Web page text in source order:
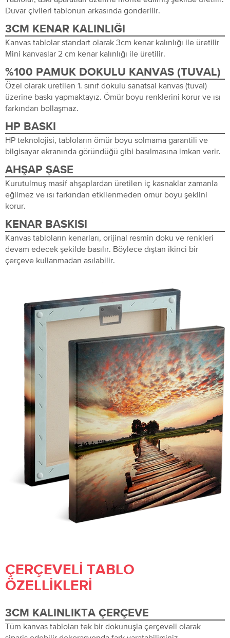
Duvar çivileri tablonun arkasında gönderilir.
3CM KENAR KALINLIĞI
Kanvas tablolar standart olarak 3cm kenar kalınlığı ile üretilir
Mini kanvaslar 2 cm kenar kalınlığı ile üretilir.
%100 PAMUK DOKULU KANVAS (TUVAL)
Özel olarak üretilen 1. sınıf dokulu sanatsal kanvas (tuval)
üzerine baskı yapmaktayız. Ömür boyu renklerini korur ve ısı
farkından bollaşmaz.
HP BASKI
HP teknolojisi, tabloların ömür boyu solmama garantili ve
bilgisayar ekranında göründüğü gibi basılmasına imkan verir.
AHŞAP ŞASE
Kurutulmuş masif ahşaplardan üretilen iç kasnaklar zamanla
eğilmez ve ısı farkından etkilenmeden ömür boyu şeklini
korur.
KENAR BASKISI
Kanvas tabloların kenarları, orijinal resmin doku ve renkleri
devam edecek şekilde basılır. Böylece dıştan ikinci bir
çerçeve kullanmadan asılabilir.
ÇERÇEVELI TABLO
ÖZELLIKLERI
3CM KALINLIKTA ÇERÇEVE
Tüm kanvas tabloları tek bir dokunuşla çerçeveli olarak